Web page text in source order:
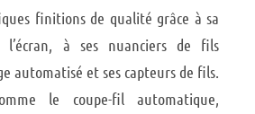
finitions de qualité grâce à sa
l’écran, à ses nuanciers de fils
automatisé et ses capteurs de fils.
le coupe-fil automatique,